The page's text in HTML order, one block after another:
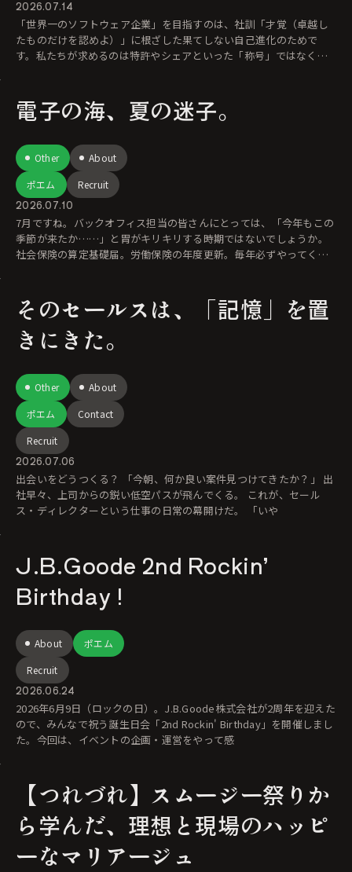
2026.07.14
「世界一のソフトウェア企業」を目指すのは、社訓「才覚（卓越し
たものだけを認めよ）」に根ざした果てしない自己進化のためで
す。私たちが求めるのは特許やシェアといった「称号」ではなく、
電子の海、夏の迷子。
Other
About
ポエム
Recruit
2026.07.10
7月ですね。バックオフィス担当の皆さんにとっては、「今年もこの
季節が来たか……」と胃がキリキリする時期ではないでしょうか。
社会保険の算定基礎届。労働保険の年度更新。毎年必ずやってくる
そのセールスは、「記憶」を置
きにきた。
Other
About
ポエム
Contact
Recruit
2026.07.06
出会いをどうつくる？ 「今朝、何か良い案件見つけてきたか？」 出
社早々、上司からの鋭い低空パスが飛んでくる。 これが、セール
ス・ディレクターという仕事の日常の幕開けだ。 「いや
J.B.Goode 2nd Rockin’
Birthday !
About
ポエム
Recruit
2026.06.24
2026年6月9日（ロックの日）。J.B.Goode株式会社が2周年を迎えた
ので、みんなで祝う誕生日会「2nd Rockin' Birthday」を開催しまし
た。今回は、イベントの企画・運営をやって感
【つれづれ】スムージー祭りか
ら学んだ、理想と現場のハッピ
ーなマリアージュ